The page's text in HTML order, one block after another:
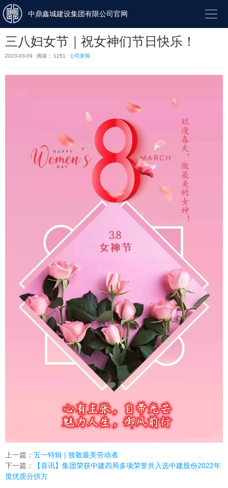
中鼎鑫城建设集团有限公司官网 
三八妇女节｜祝女神们节日快乐！
2023-03-09 阅读： 1251 公司新闻
上一篇： 五一特辑 | 致敬最美劳动者
下一篇：
【喜讯】集团荣获中建四局多项荣誉并入选中建股份2022年
度优质分供方